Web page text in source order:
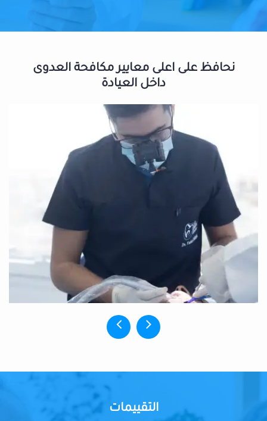
نحافظ على اعلى معايير مكافحة العدوى
داخل العيادة
التقييمات